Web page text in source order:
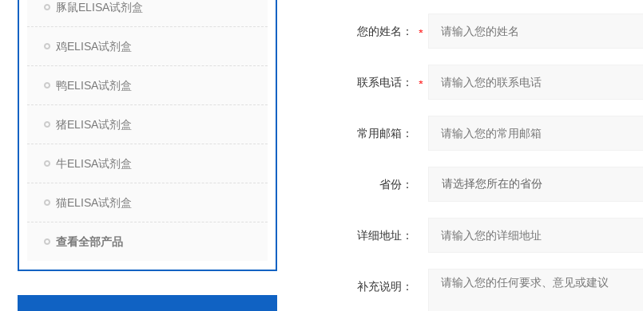
豚鼠ELISA试剂盒
鸡ELISA试剂盒
鸭ELISA试剂盒
猪ELISA试剂盒
牛ELISA试剂盒
猫ELISA试剂盒
查看全部产品
您的姓名：
联系电话：
常用邮箱：
省份：
详细地址：
补充说明：